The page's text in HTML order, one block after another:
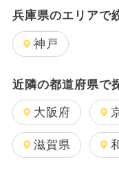
温泉・スパ
水族館
動物園
兵庫県のエリアで
神戸
近隣の都道府県で
大阪府
滋賀県